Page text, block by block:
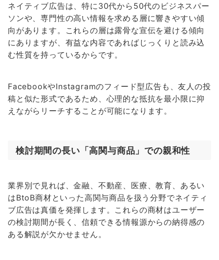
ネイティブ広告は、特に30代から50代のビジネスパー
ソンや、専門性の高い情報を求める層に響きやすい傾
向があります。これらの層は露骨な宣伝を避ける傾向
にありますが、有益な内容であればじっくりと読み込
む性質を持っているからです。
FacebookやInstagramのフィード型広告も、友人の投
稿と似た形式であるため、心理的な抵抗を最小限に抑
えながらリーチすることが可能になります。
検討期間の長い「高関与商品」での親和性
業界別で見れば、金融、不動産、医療、教育、あるい
はBtoB商材といった高関与商品を扱う分野でネイティ
ブ広告は真価を発揮します。これらの商材はユーザー
の検討期間が長く、信頼できる情報源からの納得感の
ある解説が欠かせません。